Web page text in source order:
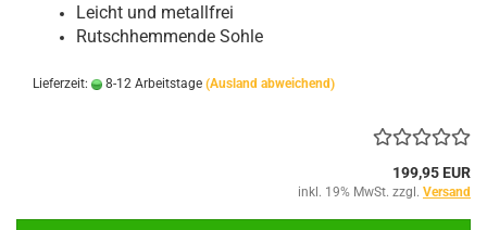
Leicht und metallfrei
Rutschhemmende Sohle
Lieferzeit: 8-12 Arbeitstage (Ausland abweichend)
199,95 EUR
inkl. 19% MwSt. zzgl. Versand